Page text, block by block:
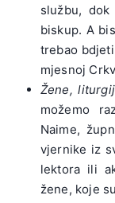
službu,
biskup. A
trebao
mjesnoj
Žene,
možemo
Naime,
vjernike iz
lektora ili
žene, koje